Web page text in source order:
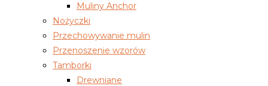
Muliny Anchor
Nożyczki
Przechowywanie mulin
Przenoszenie wzorów
Tamborki
Drewniane